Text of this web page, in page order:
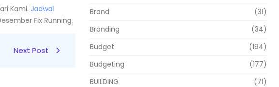
Kami. Jadwal
Fix Running.
Next Post
Brand
(31)
Branding
(34)
Budget
(194)
Budgeting
(177)
BUILDING
(71)